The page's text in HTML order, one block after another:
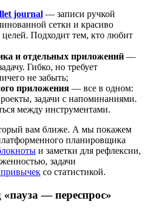
journal — записи ручкой
сетки и красиво
Подходит тем, кто любит
и отдельных приложений —
Гибко, но требует
не забыть;
приложения — все в одном:
задачи с напоминаниями.
между инструментами.
вам ближе. А мы покажем
планировщика
и заметки для рефлексии,
задачи
привычек со статистикой.
— переспрос»